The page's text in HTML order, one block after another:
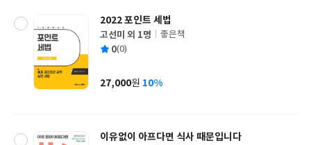
2022 포인트 세법
글
쓴
고선미 외 1명
출
사
좋은책
평 0(0)
가
27,000원 10%
이유없이 아프다면 식사 때문입니다